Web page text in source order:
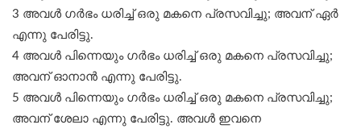
3 അവൾ ഗർഭം ധരിച്ച് ഒരു മകനെ പ്രസവിച്ചു; അവന് ഏർ
എന്നു പേരിട്ടു.
4 അവൾ പിന്നെയും ഗർഭം ധരിച്ച് ഒരു മകനെ പ്രസവിച്ചു;
അവന് ഓനാൻ എന്നു പേരിട്ടു.
5 അവൾ പിന്നെയും ഗർഭം ധരിച്ച് ഒരു മകനെ പ്രസവിച്ചു;
അവന് ശേലാ എന്നു പേരിട്ടു. അവൾ ഇവനെ